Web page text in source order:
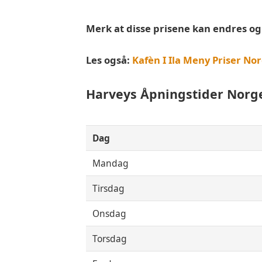
Merk at disse prisene kan endres
Les også: Kafèn I Ila Meny Priser
Harveys Åpningstider
Dag
Mandag
Tirsdag
Onsdag
Torsdag